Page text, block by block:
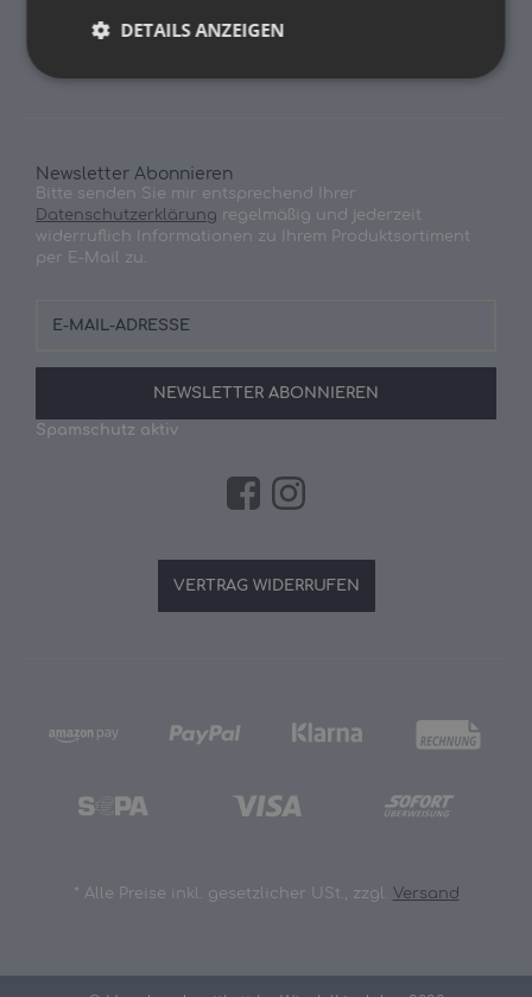
Newsletter Abonnieren
Bitte senden Sie mir entsprechend Ihrer
Datenschutzerklärung regelmäßig und jederzeit
widerruflich Informationen zu Ihrem Produktsortiment
per E-Mail zu.
Mail-
NEWSLETTER ABONNIEREN
Spamschutz aktiv
VERTRAG WIDERRUFEN
* Alle Preise inkl. gesetzlicher USt., zzgl. Versand
DETAILS ANZEIGEN